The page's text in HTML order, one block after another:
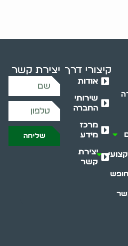
קיצורי דרך
אודות
שירותי
החברה
מרכז
מידע
יצירת
קשר
יצירת קשר
שליחה